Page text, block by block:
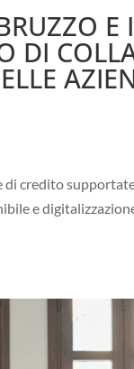
E
DI
credito
e